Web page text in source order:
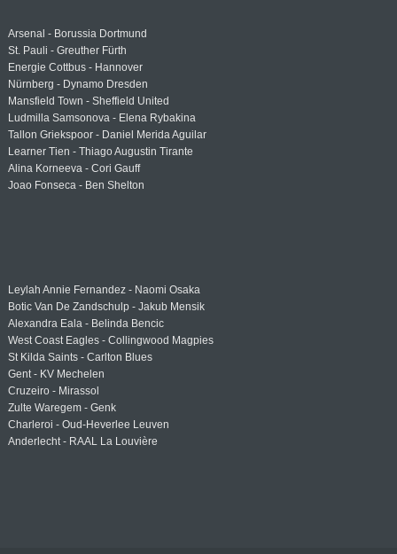
Arsenal - Borussia Dortmund
St. Pauli - Greuther Fürth
Energie Cottbus - Hannover
Nürnberg - Dynamo Dresden
Mansfield Town - Sheffield United
Ludmilla Samsonova - Elena Rybakina
Tallon Griekspoor - Daniel Merida Aguilar
Learner Tien - Thiago Augustin Tirante
Alina Korneeva - Cori Gauff
Joao Fonseca - Ben Shelton
Leylah Annie Fernandez - Naomi Osaka
Botic Van De Zandschulp - Jakub Mensik
Alexandra Eala - Belinda Bencic
West Coast Eagles - Collingwood Magpies
St Kilda Saints - Carlton Blues
Gent - KV Mechelen
Cruzeiro - Mirassol
Zulte Waregem - Genk
Charleroi - Oud-Heverlee Leuven
Anderlecht - RAAL La Louvière